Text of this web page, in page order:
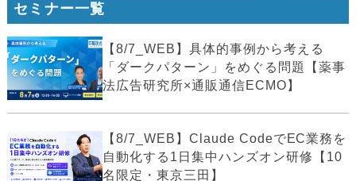
セミナー一覧
【8/7_WEB】具体的事例から考える
「ダークパターン」をめぐる問題【薬事
法広告研究所×通販通信ECMO】
【8/7_WEB】Claude CodeでEC業務を
自動化する1日集中ハンズオン研修【10
名限定・東京三田】